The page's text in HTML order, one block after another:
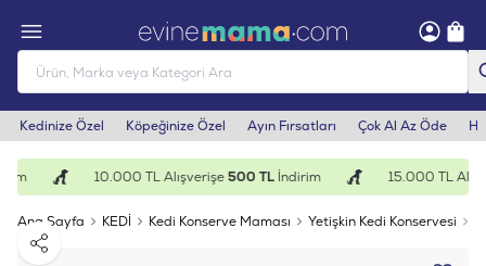
Kedinize Özel Köpeğinize Özel Ayın Fırsatları Çok Al Az Öde
10.000 TL Alışverişe500 TLİndirim 15.000 TL
Ana Sayfa KEDİ Kedi Konserve Maması Yetişkin Kedi Konservesi
Paylaş